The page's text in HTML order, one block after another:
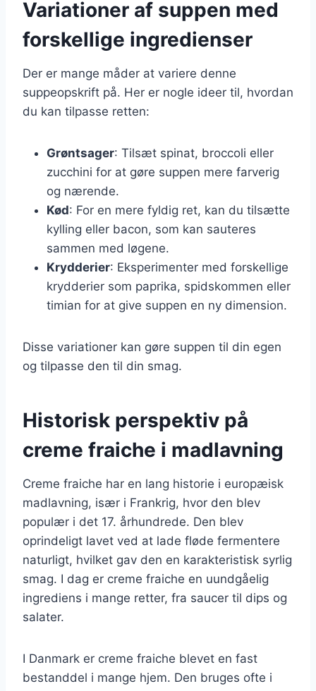
Variationer af suppen med
forskellige ingredienser
Der er mange måder at variere denne
suppeopskrift på. Her er nogle ideer til, hvordan
du kan tilpasse retten:
Grøntsager: Tilsæt spinat, broccoli eller
zucchini for at gøre suppen mere farverig
og nærende.
Kød: For en mere fyldig ret, kan du tilsætte
kylling eller bacon, som kan sauteres
sammen med løgene.
Krydderier: Eksperimenter med forskellige
krydderier som paprika, spidskommen eller
timian for at give suppen en ny dimension.
Disse variationer kan gøre suppen til din egen
og tilpasse den til din smag.
Historisk perspektiv på
creme fraiche i madlavning
Creme fraiche har en lang historie i europæisk
madlavning, især i Frankrig, hvor den blev
populær i det 17. århundrede. Den blev
oprindeligt lavet ved at lade fløde fermentere
naturligt, hvilket gav den en karakteristisk syrlig
smag. I dag er creme fraiche en uundgåelig
ingrediens i mange retter, fra saucer til dips og
salater.
I Danmark er creme fraiche blevet en fast
bestanddel i mange hjem. Den bruges ofte i